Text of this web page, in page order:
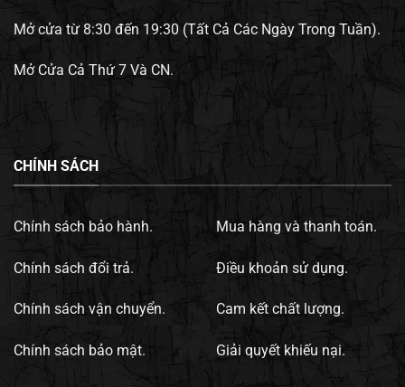
Mở cửa từ 8:30 đến 19:30 (Tất Cả Các Ngày Trong Tuần).
Mở Cửa Cả Thứ 7 Và CN.
CHÍNH SÁCH
Chính sách bảo hành.
Chính sách đổi trả.
Chính sách vận chuyển.
Chính sách bảo mật.
Mua hàng và thanh toán.
Điều khoản sử dụng.
Cam kết chất lượng.
Giải quyết khiếu nại.